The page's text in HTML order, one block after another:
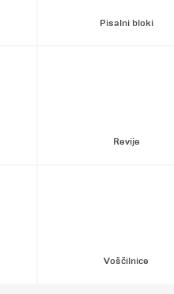
Pisalni bloki
Revije
Voščilnice